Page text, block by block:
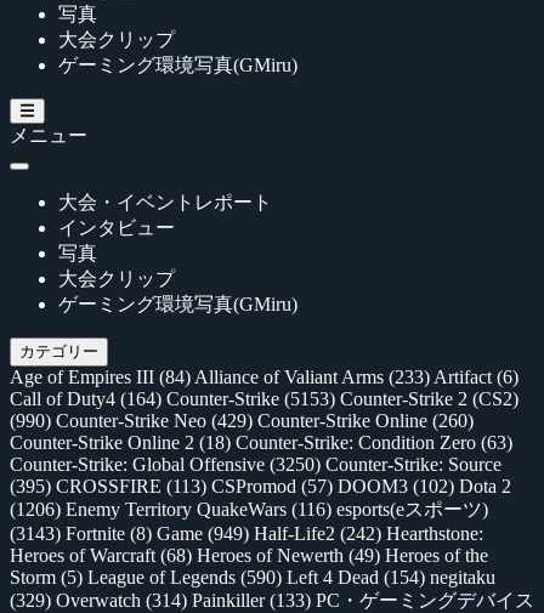
写真
大会クリップ
ゲーミング環境写真(GMiru)
メニュー
大会・イベントレポート
インタビュー
写真
大会クリップ
ゲーミング環境写真(GMiru)
カテゴリー
Age of Empires III (84) Alliance of Valiant Arms (233) Artifact (6)
Call of Duty4 (164) Counter-Strike (5153) Counter-Strike 2 (CS2)
(990) Counter-Strike Neo (429) Counter-Strike Online (260)
Counter-Strike Online 2 (18) Counter-Strike: Condition Zero (63)
Counter-Strike: Global Offensive (3250) Counter-Strike: Source
(395) CROSSFIRE (113) CSPromod (57) DOOM3 (102) Dota 2
(1206) Enemy Territory QuakeWars (116) esports(eスポーツ)
(3143) Fortnite (8) Game (949) Half-Life2 (242) Hearthstone:
Heroes of Warcraft (68) Heroes of Newerth (49) Heroes of the
Storm (5) League of Legends (590) Left 4 Dead (154) negitaku
(329) Overwatch (314) Painkiller(133) PC・ゲーミングデバイス